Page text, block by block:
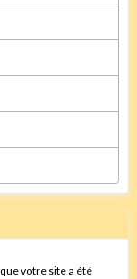
votre site a été